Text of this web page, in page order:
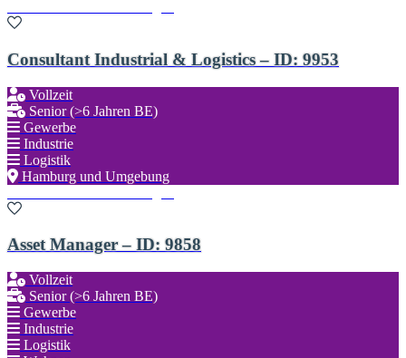
Consultant Industrial & Logistics – ID: 9953
Vollzeit
Senior (>6 Jahren BE)
Gewerbe
Industrie
Logistik
Hamburg und Umgebung
Asset Manager – ID: 9858
Vollzeit
Senior (>6 Jahren BE)
Gewerbe
Industrie
Logistik